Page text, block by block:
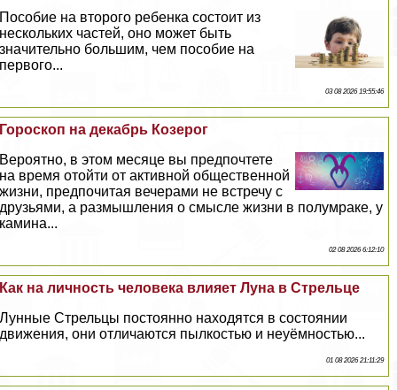
Пособие на второго ребенка состоит из
нескольких частей, оно может быть
значительно большим, чем пособие на
первого...
03 08 2026 19:55:46
Гороскоп на декабрь Козерог
Вероятно, в этом месяце вы предпочтете
на время отойти от активной общественной
жизни, предпочитая вечерами не встречу с
друзьями, а размышления о смысле жизни в полумpaке, у
камина...
02 08 2026 6:12:10
Как на личность человека влияет Луна в Стрельце
Лунные Стрельцы постоянно находятся в состоянии
движения, они отличаются пылкостью и неуёмностью...
01 08 2026 21:11:29